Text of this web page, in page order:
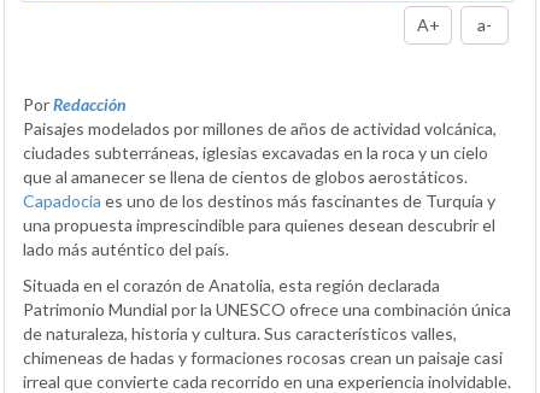
A+ a-
PorRedacción
Paisajes modelados por millones de años de actividad volcánica,
ciudades subterráneas, iglesias excavadas en la roca y un cielo
que al amanecer se llena de cientos de globos aerostáticos.
Capadocia es uno de los destinos más fascinantes de Turquía y
una propuesta imprescindible para quienes desean descubrir el
lado más auténtico del país.
Situada en el corazón de Anatolia, esta región declarada
Patrimonio Mundial por la UNESCO ofrece una combinación única
de naturaleza, historia y cultura. Sus característicos valles,
chimeneas de hadas y formaciones rocosas crean un paisaje casi
irreal que convierte cada recorrido en una experiencia inolvidable.